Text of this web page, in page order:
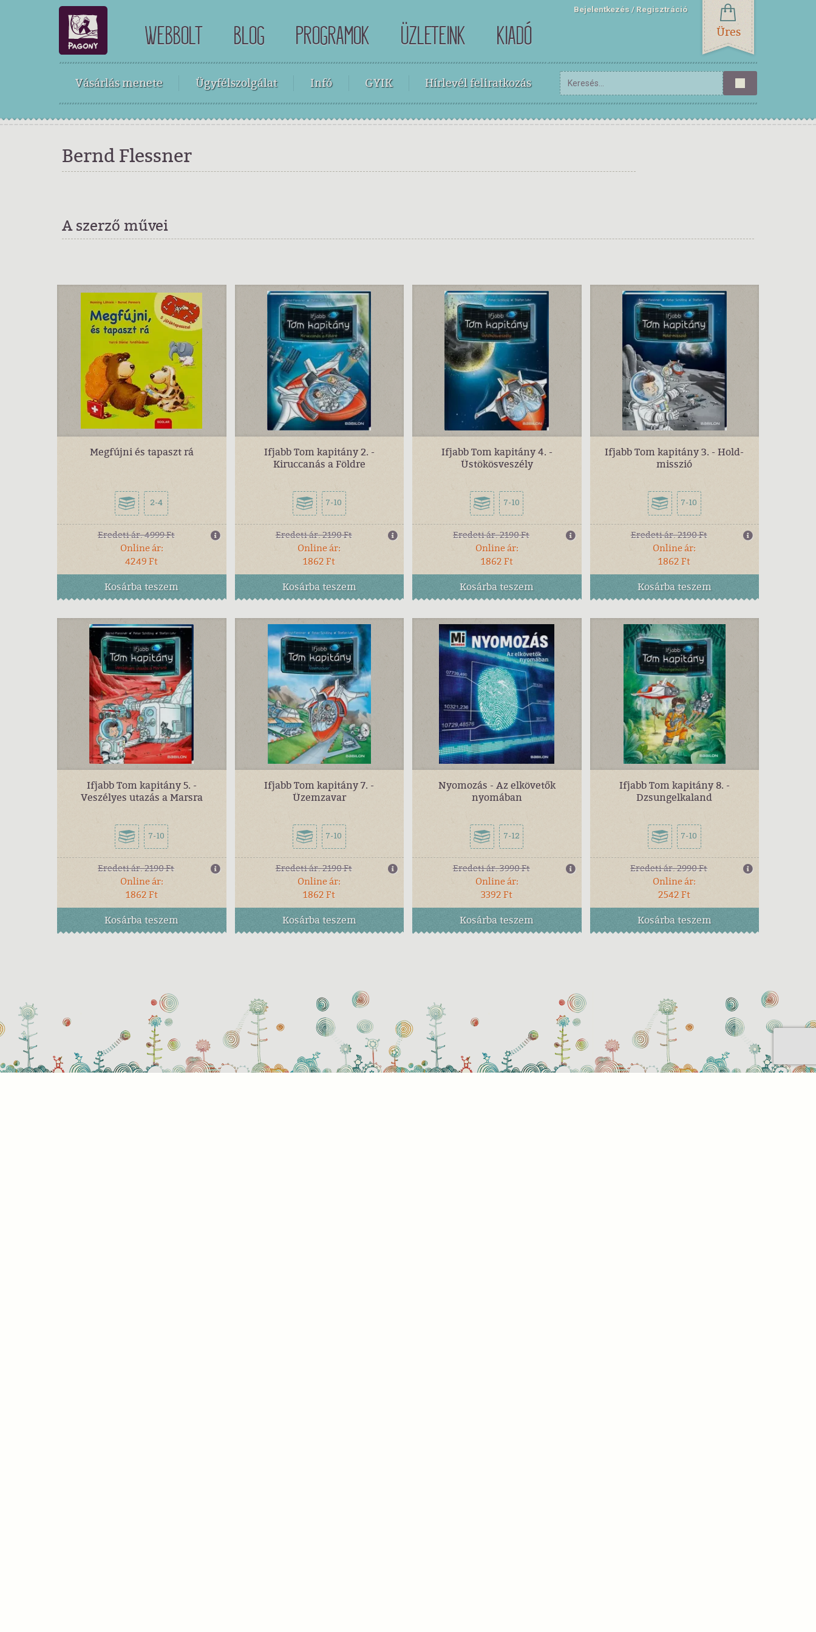
WEBBOLT BLOG PROGRAMOK ÜZLETEINK KIADÓ
Bejelentkezés Regisztráció
Üres
Vásárlás menete Ügyfélszolgálat Infó GYIK Hírlevél feliratkozás
Bernd Flessner
A szerző művei
Megfújni és tapaszt rá
2-4
Eredeti ár:4999 Ft
Online ár:
4249 Ft
Kosárbateszem
Ifjabb Tom kapitány 2. -
Kiruccanás a Földre
7-10
Eredeti ár:2190 Ft
Online ár:
1862 Ft
Kosárbateszem
Ifjabb Tom kapitány 4. -
Üstökösveszély
7-10
Eredeti ár:2190 Ft
Online ár:
1862 Ft
Kosárbateszem
Ifjabb Tom kapitány 3. - Hold-
misszió
7-10
Eredeti ár:2190 Ft
Online ár:
1862 Ft
Kosárbateszem
Ifjabb Tom kapitány 5. -
Veszélyes utazás a Marsra
7-10
Eredeti ár:2190 Ft
Online ár:
1862 Ft
Kosárbateszem
Ifjabb Tom kapitány 7. -
Üzemzavar
7-10
Eredeti ár:2190 Ft
Online ár:
1862 Ft
Kosárbateszem
Nyomozás - Az elkövetők
nyomában
7-12
Eredeti ár:3990 Ft
Online ár:
3392 Ft
Kosárbateszem
Ifjabb Tom kapitány 8. -
Dzsungelkaland
7-10
Eredeti ár:2990 Ft
Online ár:
2542 Ft
Kosárbateszem